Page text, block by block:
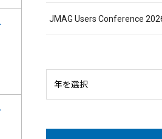
JMAG Users Conference